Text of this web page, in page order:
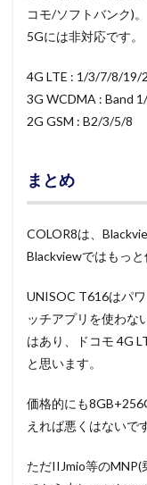
コモ/ソフトバンク)。
5Gには非対応です。
4G LTE : 1/3/7/8/19/
3G WCDMA : Band
2G GSM : B2/3/5/8
まとめ
COLOR8は、
Blackviewではもっ
UNISOC T616はパ
ッチアプリを使わな
はあり、ドコモ 4G
と思います。
価格的にも
えれば悪くはないで
ただIIJmio等のMNP(